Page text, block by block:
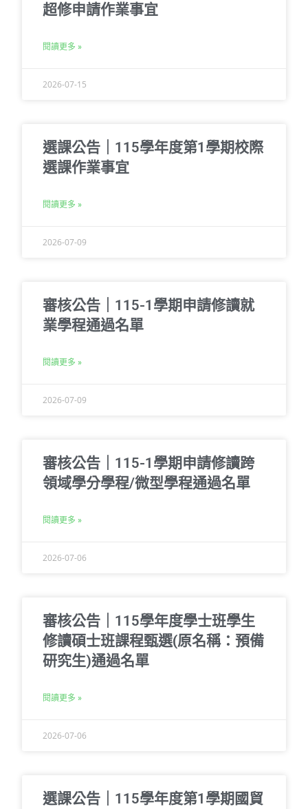
超修申請作業事宜
閱讀更多 »
2026-07-15
選課公告｜115學年度第1學期校際
選課作業事宜
閱讀更多 »
2026-07-09
審核公告｜115-1學期申請修讀就
業學程通過名單
閱讀更多 »
2026-07-09
審核公告｜115-1學期申請修讀跨
領域學分學程/微型學程通過名單
閱讀更多 »
2026-07-06
審核公告｜115學年度學士班學生
修讀碩士班課程甄選(原名稱：預備
研究生)通過名單
閱讀更多 »
2026-07-06
選課公告｜115學年度第1學期國貿